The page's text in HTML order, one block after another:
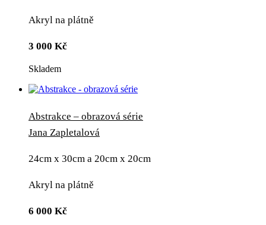
Akryl na plátně
3 000 Kč
Skladem
Abstrakce – obrazová série
Jana Zapletalová
24cm x 30cm a 20cm x 20cm
Akryl na plátně
6 000 Kč